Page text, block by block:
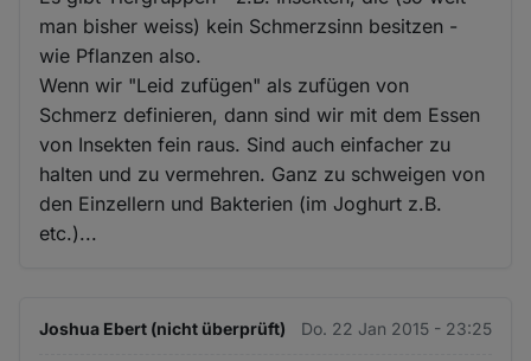
man bisher weiss) kein Schmerzsinn besitzen -
wie Pflanzen also.
Wenn wir "Leid zufügen" als zufügen von
Schmerz definieren, dann sind wir mit dem Essen
von Insekten fein raus. Sind auch einfacher zu
halten und zu vermehren. Ganz zu schweigen von
den Einzellern und Bakterien (im Joghurt z.B.
etc.)...
Joshua Ebert (nicht überprüft) Do. 22 Jan 2015 - 23:25